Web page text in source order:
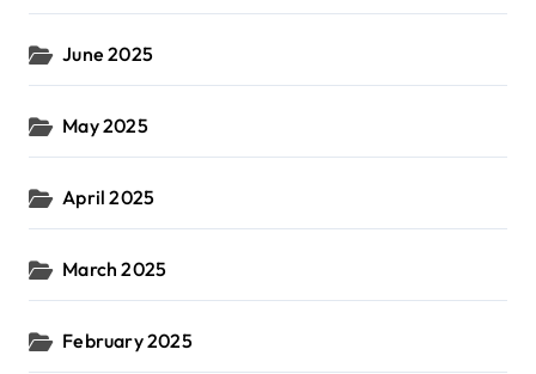
June 2025
May 2025
April 2025
March 2025
February 2025